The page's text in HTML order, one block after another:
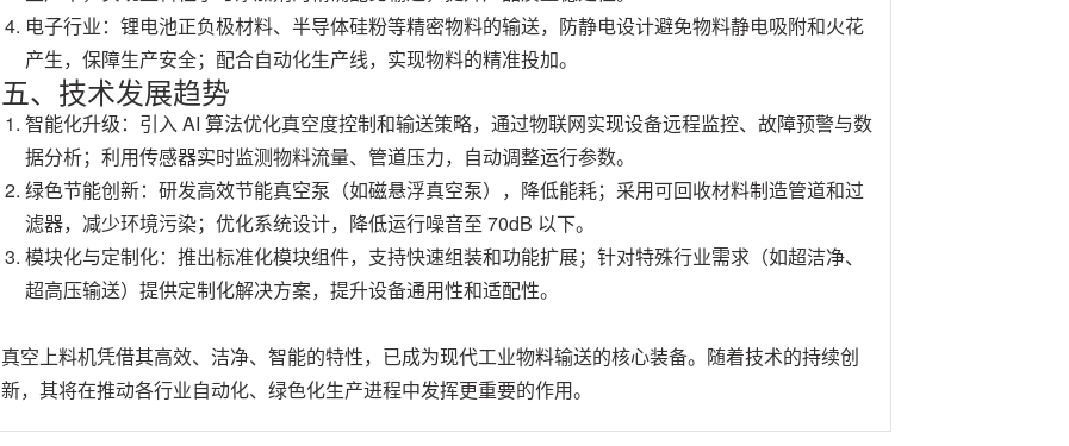
电子行业：锂电池正负极材料、半导体硅粉等精密物料的输送，防静电设计避免物料静电吸附和火花
产生，保障生产安全；配合自动化生产线，实现物料的精准投加。
五、技术发展趋势
智能化升级：引入 AI 算法优化真空度控制和输送策略，通过物联网实现设备远程监控、故障预警与数
据分析；利用传感器实时监测物料流量、管道压力，自动调整运行参数。
绿色节能创新：研发高效节能真空泵（如磁悬浮真空泵），降低能耗；采用可回收材料制造管道和过
滤器，减少环境污染；优化系统设计，降低运行噪音至 70dB 以下。
模块化与定制化：推出标准化模块组件，支持快速组装和功能扩展；针对特殊行业需求（如超洁净、
超高压输送）提供定制化解决方案，提升设备通用性和适配性。
真空上料机凭借其高效、洁净、智能的特性，已成为现代工业物料输送的核心装备。随着技术的持续创
新，其将在推动各行业自动化、绿色化生产进程中发挥更重要的作用。